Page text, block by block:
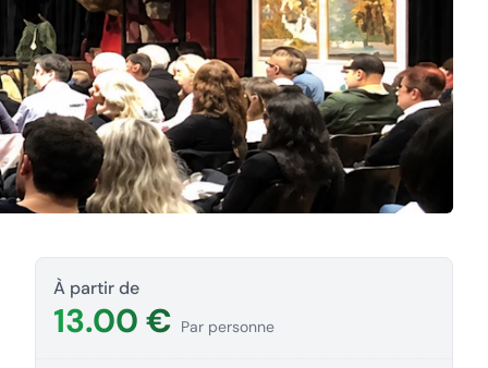
À partir de
13.00 € Par personne